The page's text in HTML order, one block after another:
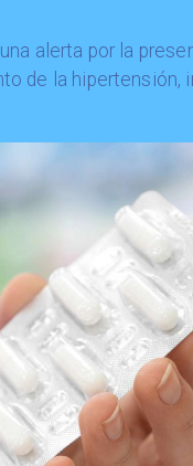
alerta por la
de la hipertensión,